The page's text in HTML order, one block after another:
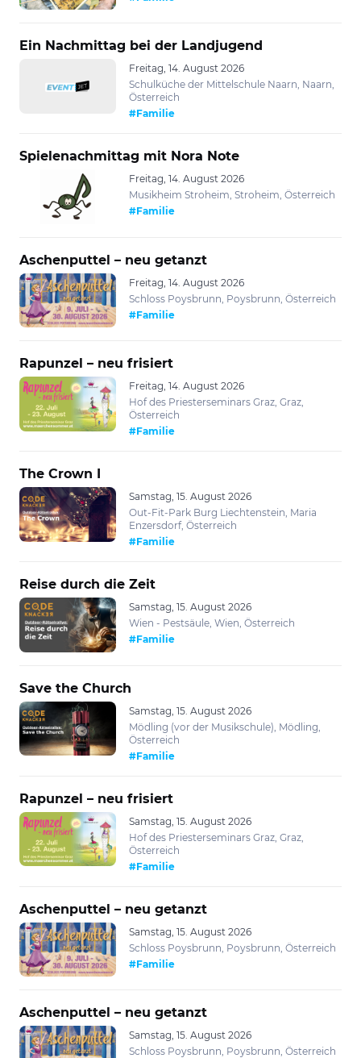
Ein Nachmittag bei der Landjugend
Freitag, 14. August 2026
Schulküche der Mittelschule Naarn, Naarn,
Österreich
#Familie
Spielenachmittag mit Nora Note
Freitag, 14. August 2026
Musikheim Stroheim, Stroheim, Österreich
#Familie
Aschenputtel – neu getanzt
Freitag, 14. August 2026
Schloss Poysbrunn, Poysbrunn, Österreich
#Familie
Rapunzel – neu frisiert
Freitag, 14. August 2026
Hof des Priesterseminars Graz, Graz,
Österreich
#Familie
The Crown I
Samstag, 15. August 2026
Out-Fit-Park Burg Liechtenstein, Maria
Enzersdorf, Österreich
#Familie
Reise durch die Zeit
Samstag, 15. August 2026
Wien - Pestsäule, Wien, Österreich
#Familie
Save the Church
Samstag, 15. August 2026
Mödling (vor der Musikschule), Mödling,
Österreich
#Familie
Rapunzel – neu frisiert
Samstag, 15. August 2026
Hof des Priesterseminars Graz, Graz,
Österreich
#Familie
Aschenputtel – neu getanzt
Samstag, 15. August 2026
Schloss Poysbrunn, Poysbrunn, Österreich
#Familie
Aschenputtel – neu getanzt
Samstag, 15. August 2026
Schloss Poysbrunn, Poysbrunn, Österreich